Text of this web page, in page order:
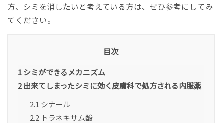
方、シミを消したいと考えている方は、ぜひ参考にしてみ
てください。
目次
1シミができるメカニズム
2出来てしまったシミに効く皮膚科で処方される内服薬
2.1 シナール
2.2 トラネキサム酸